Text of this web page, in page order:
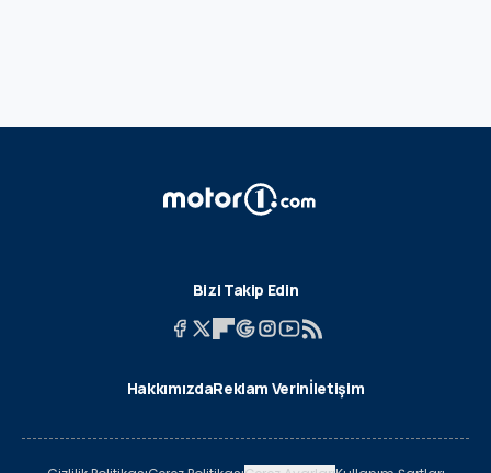
Bizi Takip Edin
HakkımızdaReklam Verinİletişim